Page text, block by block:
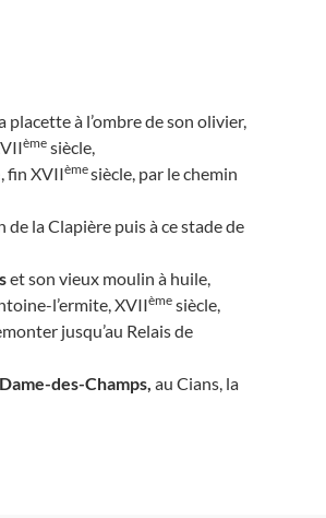
à l’ombre de son olivier,
ème siècle,
, fin XVIIèmesiècle, par le chemin
la Clapière puis à ce stade de
et son vieux moulin à huile,
l’ermite, XVIIème siècle,
jusqu’au Relais de
des-Champs, au Cians, la